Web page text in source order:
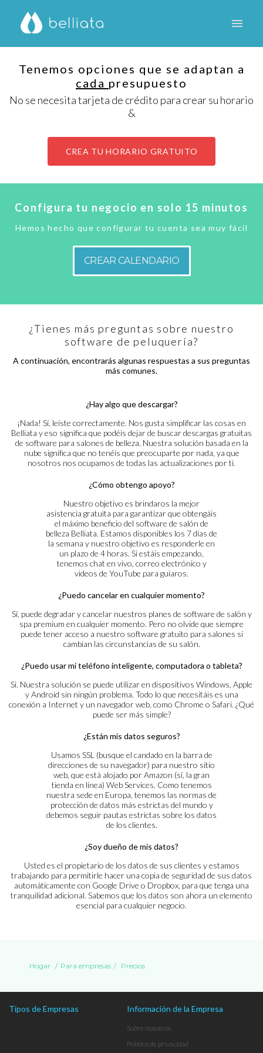
Tenemos opciones que se adaptan a
cada presupuesto
No se necesita tarjeta de crédito para crear su horario
&
CREA TU HORARIO GRATUITO
Configura tu negocio en solo 15 minutos
Hemos hecho que configurar tu cuenta sea muy fácil
CREAR CALENDARIO
¿Tienes más preguntas sobre nuestro
software de peluquería?
A continuación, encontrarás algunas respuestas a sus preguntas
más comunes.
¿Hay algo que descargar?
¡Nada! Sí, leíste correctamente. Nos gusta simplificar las cosas en
Belliata y eso significa que podéis dejar de buscar descargas gratuitas
de software para salones de belleza. Nuestra solución basada en la
nube significa que no tenéis que preocuparte por nada, ya que
nosotros nos ocupamos de todas las actualizaciones por ti.
¿Cómo obtengo apoyo?
Nuestro objetivo es brindaros la mejor
asistencia gratuita para garantizar que obtengáis
el máximo beneficio del software de salón de
belleza Belliata. Estamos disponibles los 7 días de
la semana y nuestro objetivo es responderle en
un plazo de 4 horas. Si estáis empezando,
tenemos chat en vivo, correo electrónico y
videos de YouTube para guiaros.
¿Puedo cancelar en cualquier momento?
Sí, puede degradar y cancelar nuestros planes de software de salón y
spa premium en cualquier momento. Pero no olvide que siempre
puede tener acceso a nuestro software gratuito para salones si
cambian las circunstancias de su salón.
¿Puedo usar mi teléfono inteligente, computadora o tableta?
Si. Nuestra solución se puede utilizar en dispositivos Windows, Apple
y Android sin ningún problema. Todo lo que necesitáis es una
conexión a Internet y un navegador web, como Chrome o Safari. ¿Qué
puede ser más simple?
¿Están mis datos seguros?
Usamos SSL (busque el candado en la barra de
direcciones de su navegador) para nuestro sitio
web, que está alojado por Amazon (sí, la gran
tienda en línea) Web Services. Como tenemos
nuestra sede en Europa, tenemos las normas de
protección de datos más estrictas del mundo y
debemos seguir pautas estrictas sobre los datos
de los clientes.
¿Soy dueño de mis datos?
Usted es el propietario de los datos de sus clientes y estamos
trabajando para permitirle hacer una copia de seguridad de sus datos
automáticamente con Google Drive o Dropbox, para que tenga una
tranquilidad adicional. Sabemos que los datos son ahora un elemento
esencial para cualquier negocio.
Hogar / Para empresas / Precios
Tipos de Empresas Información de la Empresa
Sobre nosotros
Política de privacidad